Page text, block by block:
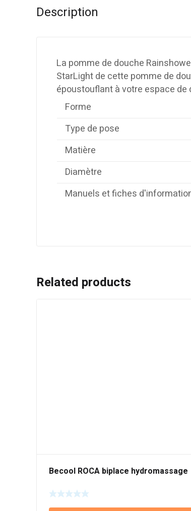
Description
La pomme de douche
StarLight de cette pomme de
époustouflant à votre espace de
Forme
Type de pose
Matière
Diamètre
Manuels et fiches
Related products
Becool ROCA biplace hydromassage